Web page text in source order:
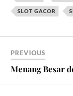
SLOT GACOR
PREVIOUS
Menang Besar